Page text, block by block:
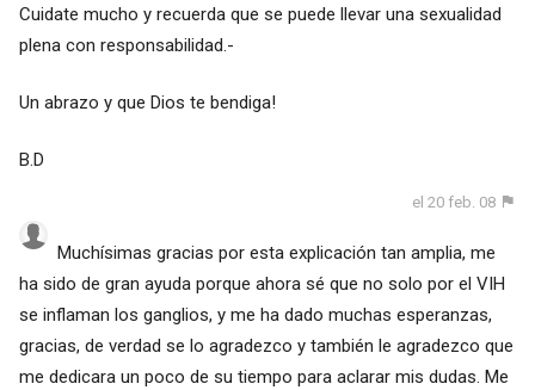
Cuidate mucho y recuerda que se puede llevar una sexualidad
plena con responsabilidad.-
Un abrazo y que Dios te bendiga!
B.D
el 20 feb. 08
Muchísimas gracias por esta explicación tan amplia, me
ha sido de gran ayuda porque ahora sé que no solo por el VIH
se inflaman los ganglios, y me ha dado muchas esperanzas,
gracias, de verdad se lo agradezco y también le agradezco que
me dedicara un poco de su tiempo para aclarar mis dudas. Me